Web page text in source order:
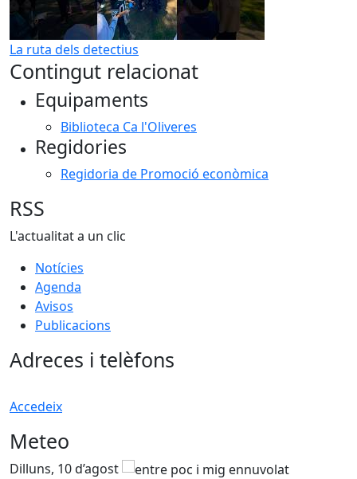
La ruta dels detectius
Contingut relacionat
Equipaments
Biblioteca Ca l'Oliveres
Regidories
Regidoria de Promoció econòmica
RSS
L'actualitat a un clic
Notícies
Agenda
Avisos
Publicacions
Adreces i telèfons
Accedeix
Meteo
Dilluns, 10 d’agost